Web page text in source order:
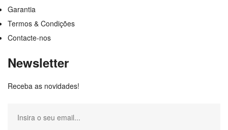
Garantia
Termos & Condições
Contacte-nos
Newsletter
Receba as novidades!